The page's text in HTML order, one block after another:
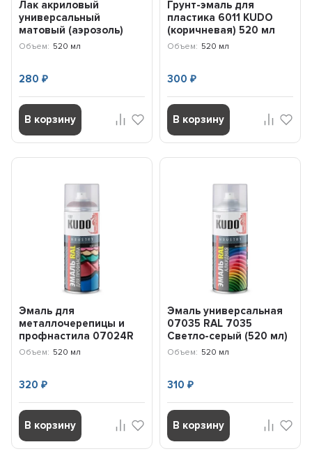
Лак акриловый
универсальный
матовый (аэрозоль)
9004 KUDO KU9004
Объем: 520 мл
280₽
В корзину
Грунт-эмаль для
пластика 6011 KUDO
(коричневая) 520 мл
KU6011
Объем: 520 мл
300 ₽
В корзину
Эмаль для
металлочерепицы и
профнастила 07024R
RAL 7024 (серый
Объем: 520 мл
320₽
В корзину
Эмаль универсальная
07035 RAL 7035
Светло-серый (520 мл)
KUDO KU07035
Объем: 520 мл
310 ₽
В корзину